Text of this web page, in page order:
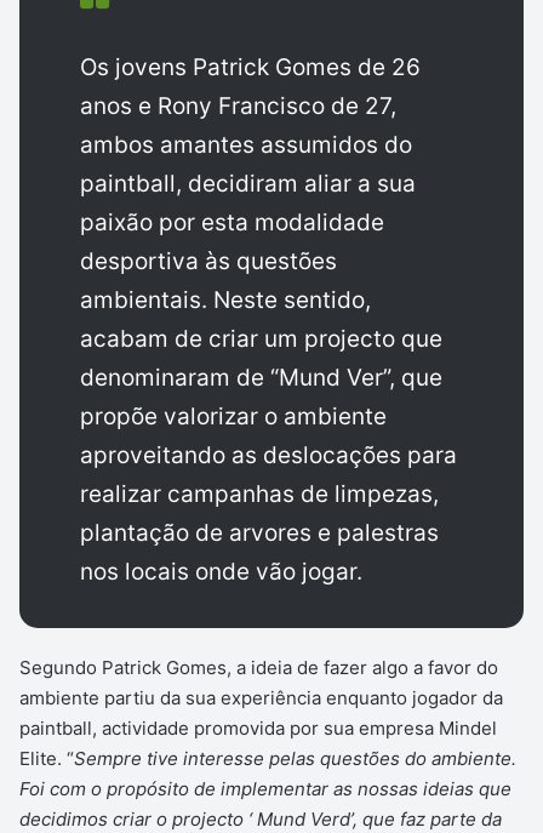
Os jovens Patrick Gomes de 26
anos e Rony Francisco de 27,
ambos amantes assumidos do
paintball, decidiram aliar a sua
paixão por esta modalidade
desportiva às questões
ambientais. Neste sentido,
acabam de criar um projecto que
denominaram de “Mund Ver”, que
propõe valorizar o ambiente
aproveitando as deslocações para
realizar campanhas de limpezas,
plantação de arvores e palestras
nos locais onde vão jogar.
Segundo Patrick Gomes, a ideia de fazer algo a favor do
ambiente partiu da sua experiência enquanto jogador da
paintball, actividade promovida por sua empresa Mindel
Elite. “Sempre tive interesse pelas questões do ambiente.
Foi com o propósito de implementar as nossas ideias que
decidimos criar o projecto ‘ Mund Verd’, que faz parte da